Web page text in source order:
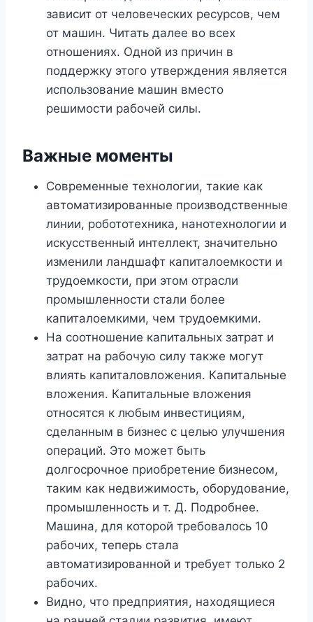
зависит от человеческих ресурсов, чем
от машин. Читать далее во всех
отношениях. Одной из причин в
поддержку этого утверждения является
использование машин вместо
решимости рабочей силы.
Важные моменты
Современные технологии, такие как
автоматизированные производственные
линии, робототехника, нанотехнологии и
искусственный интеллект, значительно
изменили ландшафт капиталоемкости и
трудоемкости, при этом отрасли
промышленности стали более
капиталоемкими, чем трудоемкими.
На соотношение капитальных затрат и
затрат на рабочую силу также могут
влиять капиталовложения. Капитальные
вложения. Капитальные вложения
относятся к любым инвестициям,
сделанным в бизнес с целью улучшения
операций. Это может быть
долгосрочное приобретение бизнесом,
таким как недвижимость, оборудование,
промышленность и т. Д. Подробнее.
Машина, для которой требовалось 10
рабочих, теперь стала
автоматизированной и требует только 2
рабочих.
Видно, что предприятия, находящиеся